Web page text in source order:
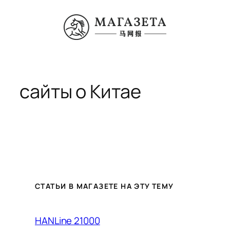
содержимому
сайты о Китае
СТАТЬИ В МАГАЗЕТЕ НА ЭТУ ТЕМУ
HANLine 21000